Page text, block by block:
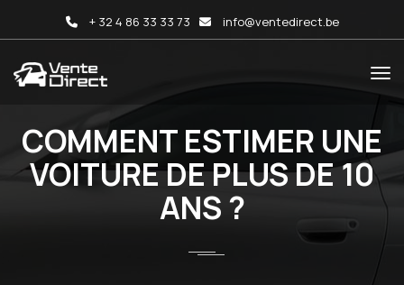
+ 32 4 86 33 33 73 info@ventedirect.be
COMMENT ESTIMER UNE
VOITURE DE PLUS DE 10
ANS ?